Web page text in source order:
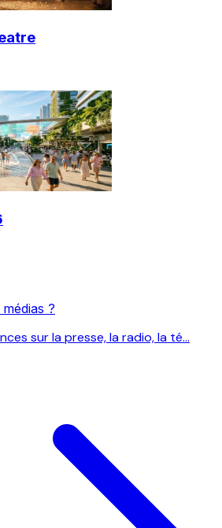
?
sur la presse, la radio, la té...